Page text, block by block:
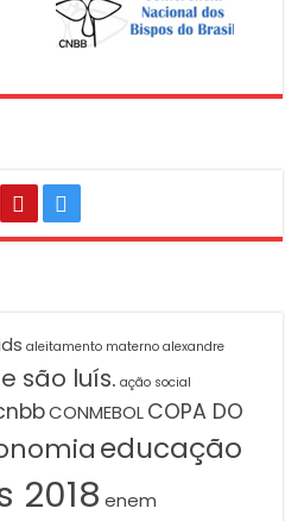
aleitamento materno alexandre
são luís. ação social
CONMEBOLCOPA DO
educação
2018 enem